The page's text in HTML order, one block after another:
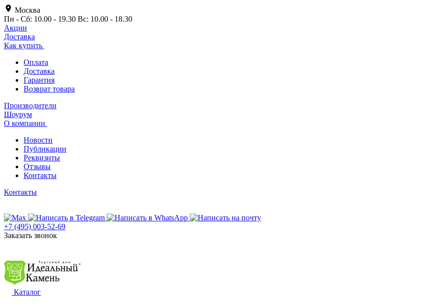
Москва
Пн - Сб: 10.00 - 19.30 Вс: 10.00 - 18.30
Акции
Доставка
Как купить
Оплата
Доставка
Гарантия
Возврат товара
Производители
Шоурум
О компании
Новости
Публикации
Реквизиты
Отзывы
Контакты
Контакты
+7 (495) 003-52-69
Заказать звонок
Каталог